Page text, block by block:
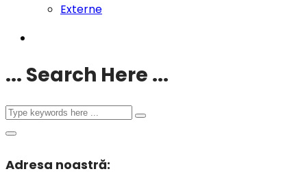
Externe
... Search Here ...
Adresa noastră: